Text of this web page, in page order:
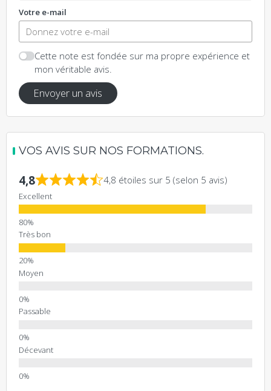
Votre e-mail
Cette note est fondée sur ma propre expérience et
mon véritable avis.
Envoyer un avis
VOS AVIS SUR NOS FORMATIONS.
4,8 4,8 étoiles sur 5 (selon 5 avis)
Excellent
Très bon
Moyen
Passable
Décevant